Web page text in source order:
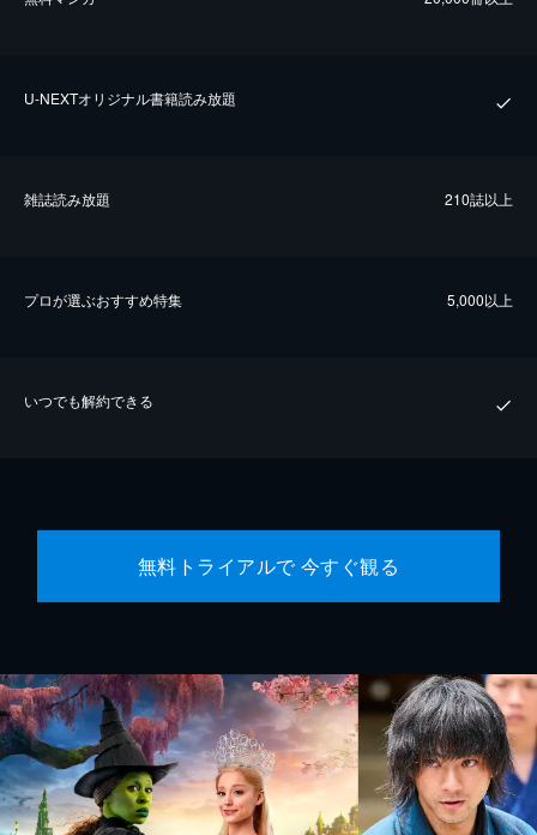
U-NEXTオリジナル書籍読み放題
雑誌読み放題 210誌以上
プロが選ぶおすすめ特集 5,000以上
いつでも解約できる
無料トライアルで 今すぐ観る